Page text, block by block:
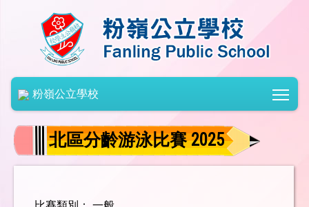
粉嶺公立學校
北區分齡游泳比賽 2025